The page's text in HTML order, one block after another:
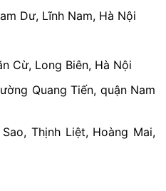
Dư, Lĩnh Nam, Hà Nội
Cừ, Long Biên, Hà Nội
Quang Tiến, quận Nam
Thịnh Liệt, Hoàng Mai,